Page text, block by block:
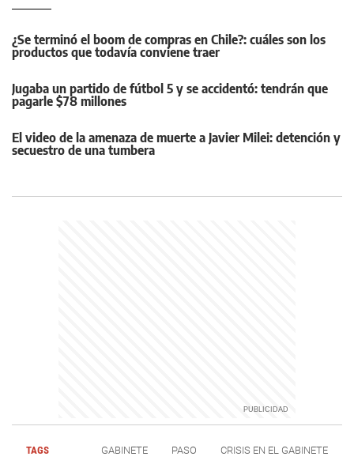
¿Se terminó el boom de compras en Chile?: cuáles son los
productos que todavía conviene traer
Jugaba un partido de fútbol 5 y se accidentó: tendrán que
pagarle $78 millones
El video de la amenaza de muerte a Javier Milei: detención y
secuestro de una tumbera
TAGS GABINETE PASO CRISIS EN EL GABINETE